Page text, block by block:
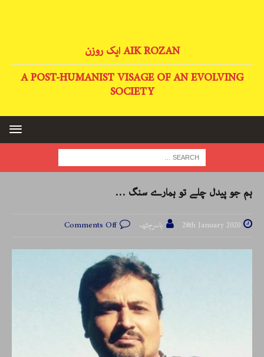
AIK ROZAN ایک روزن
A POST-HUMANIST VISAGE OF AN EVOLVING
SOCIETY
ہم جو پیدل چلے تو ہمارے سنگ …
28th January 2020 یاسرچٹھہ Comments Off